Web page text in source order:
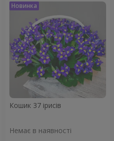
Кошик 37 ірисів
Немає в наявності